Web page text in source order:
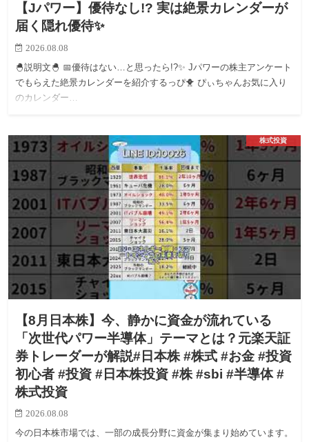
【Jパワー】優待なし!? 実は絶景カレンダーが
届く隠れ優待✨
2026.08.08
🐣説明文🐣 📅優待はない…と思ったら!?✨ Jパワーの株主アンケート
でもらえた絶景カレンダーを紹介するっぴ🐥 ぴぃちゃんお気に入り
のカレンダー…
株式投資
【8月日本株】今、静かに資金が流れている
「次世代パワー半導体」テーマとは？元楽天証
券トレーダーが解説#日本株 #株式 #お金 #投資
初心者 #投資 #日本株投資 #株 #sbi #半導体 #
株式投資
2026.08.08
今の日本株市場では、一部の成長分野に資金が集まり始めています。